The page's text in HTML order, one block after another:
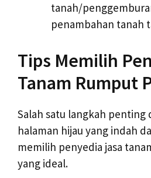
tanah/
penambahan tanah
Tips Memilih
Tanam Rumput
Salah satu langkah penting
halaman hijau yang indah
memilih penyedia jasa
yang ideal.